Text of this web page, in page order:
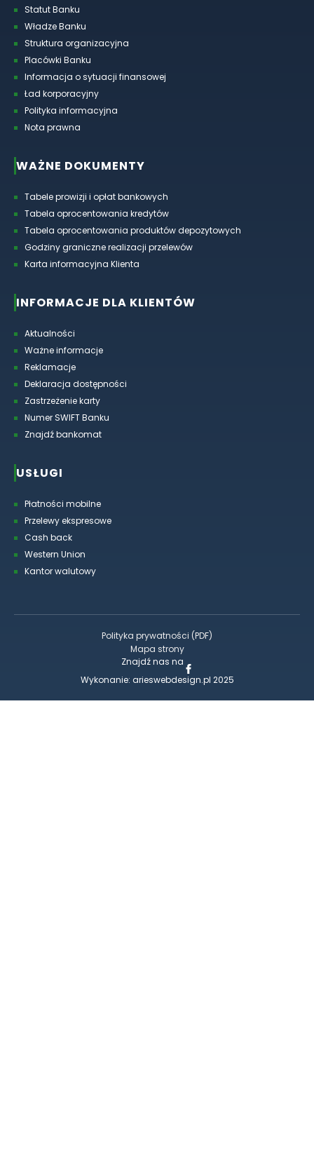
Statut Banku
Władze Banku
Struktura organizacyjna
Placówki Banku
Informacja o sytuacji finansowej
Ład korporacyjny
Polityka informacyjna
Nota prawna
WAŻNE DOKUMENTY
Tabele prowizji i opłat bankowych
Tabela oprocentowania kredytów
Tabela oprocentowania produktów depozytowych
Godziny graniczne realizacji przelewów
Karta informacyjna Klienta
INFORMACJE DLA KLIENTÓW
Aktualności
Ważne informacje
Reklamacje
Deklaracja dostępności
Zastrzeżenie karty
Numer SWIFT Banku
Znajdź bankomat
USŁUGI
Płatności mobilne
Przelewy ekspresowe
Cash back
Western Union
Kantor walutowy
Polityka prywatności (PDF)
Mapa strony
Znajdź nas na
Wykonanie: arieswebdesign.pl 2025